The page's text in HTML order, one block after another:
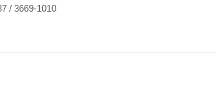
/ 3669-1010